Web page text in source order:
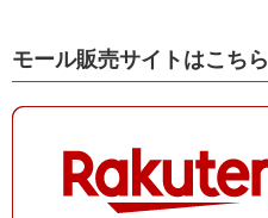
モール販売サイトはこちら